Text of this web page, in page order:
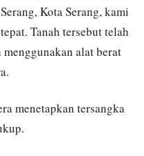
Kota Serang, kami
Tanah tersebut telah
alat berat
menetapkan tersangka